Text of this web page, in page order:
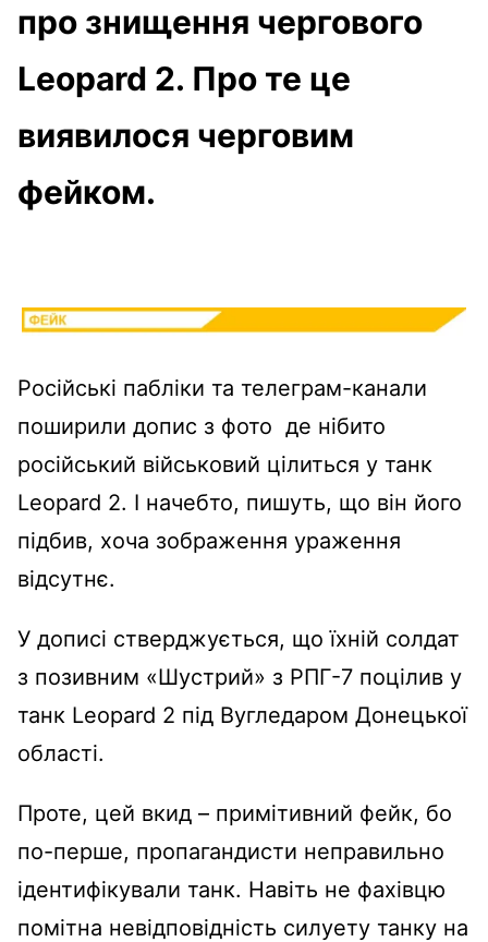
про знищення чергового
Leopard 2. Про те це
виявилося черговим
фейком.
Російські пабліки та телеграм-канали
поширили допис з фото де нібито
російський військовий цілиться у танк
Leopard 2. І начебто, пишуть, що він його
підбив, хоча зображення ураження
відсутнє.
У дописі стверджується, що їхній солдат
з позивним «Шустрий» з РПГ-7 поцілив у
танк Leopard 2 під Вугледаром Донецької
області.
Проте, цей вкид – примітивний фейк, бо
по-перше, пропагандисти неправильно
ідентифікували танк. Навіть не фахівцю
помітна невідповідність силуету танку на